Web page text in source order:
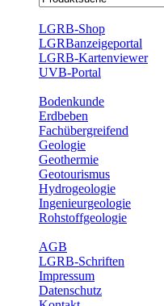
LGRB-Shop
LGRBanzeigeportal
LGRB-Kartenviewer
UVB-Portal
Bodenkunde
Erdbeben
Fachübergreifend
Geologie
Geothermie
Geotourismus
Hydrogeologie
Ingenieurgeologie
Rohstoffgeologie
AGB
LGRB-Schriften
Impressum
Datenschutz